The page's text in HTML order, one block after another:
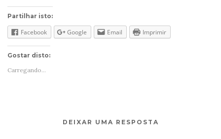
Partilhar isto:
Facebook Google Email Imprimir
Gostar disto:
Carregando...
DEIXAR UMA RESPOSTA